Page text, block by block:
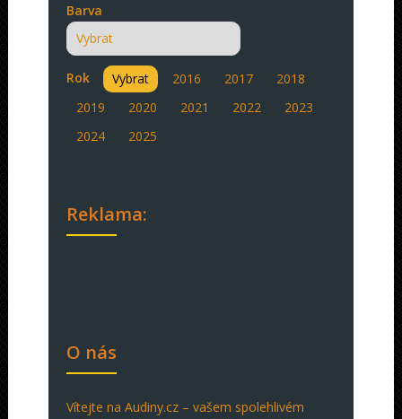
Barva
Rok Vybrat 2016 2017
2018
2019
2020 2021 2022
2023
2024
2025
Reklama:
O nás
Vítejte na Audiny.cz – vašem spolehlivém